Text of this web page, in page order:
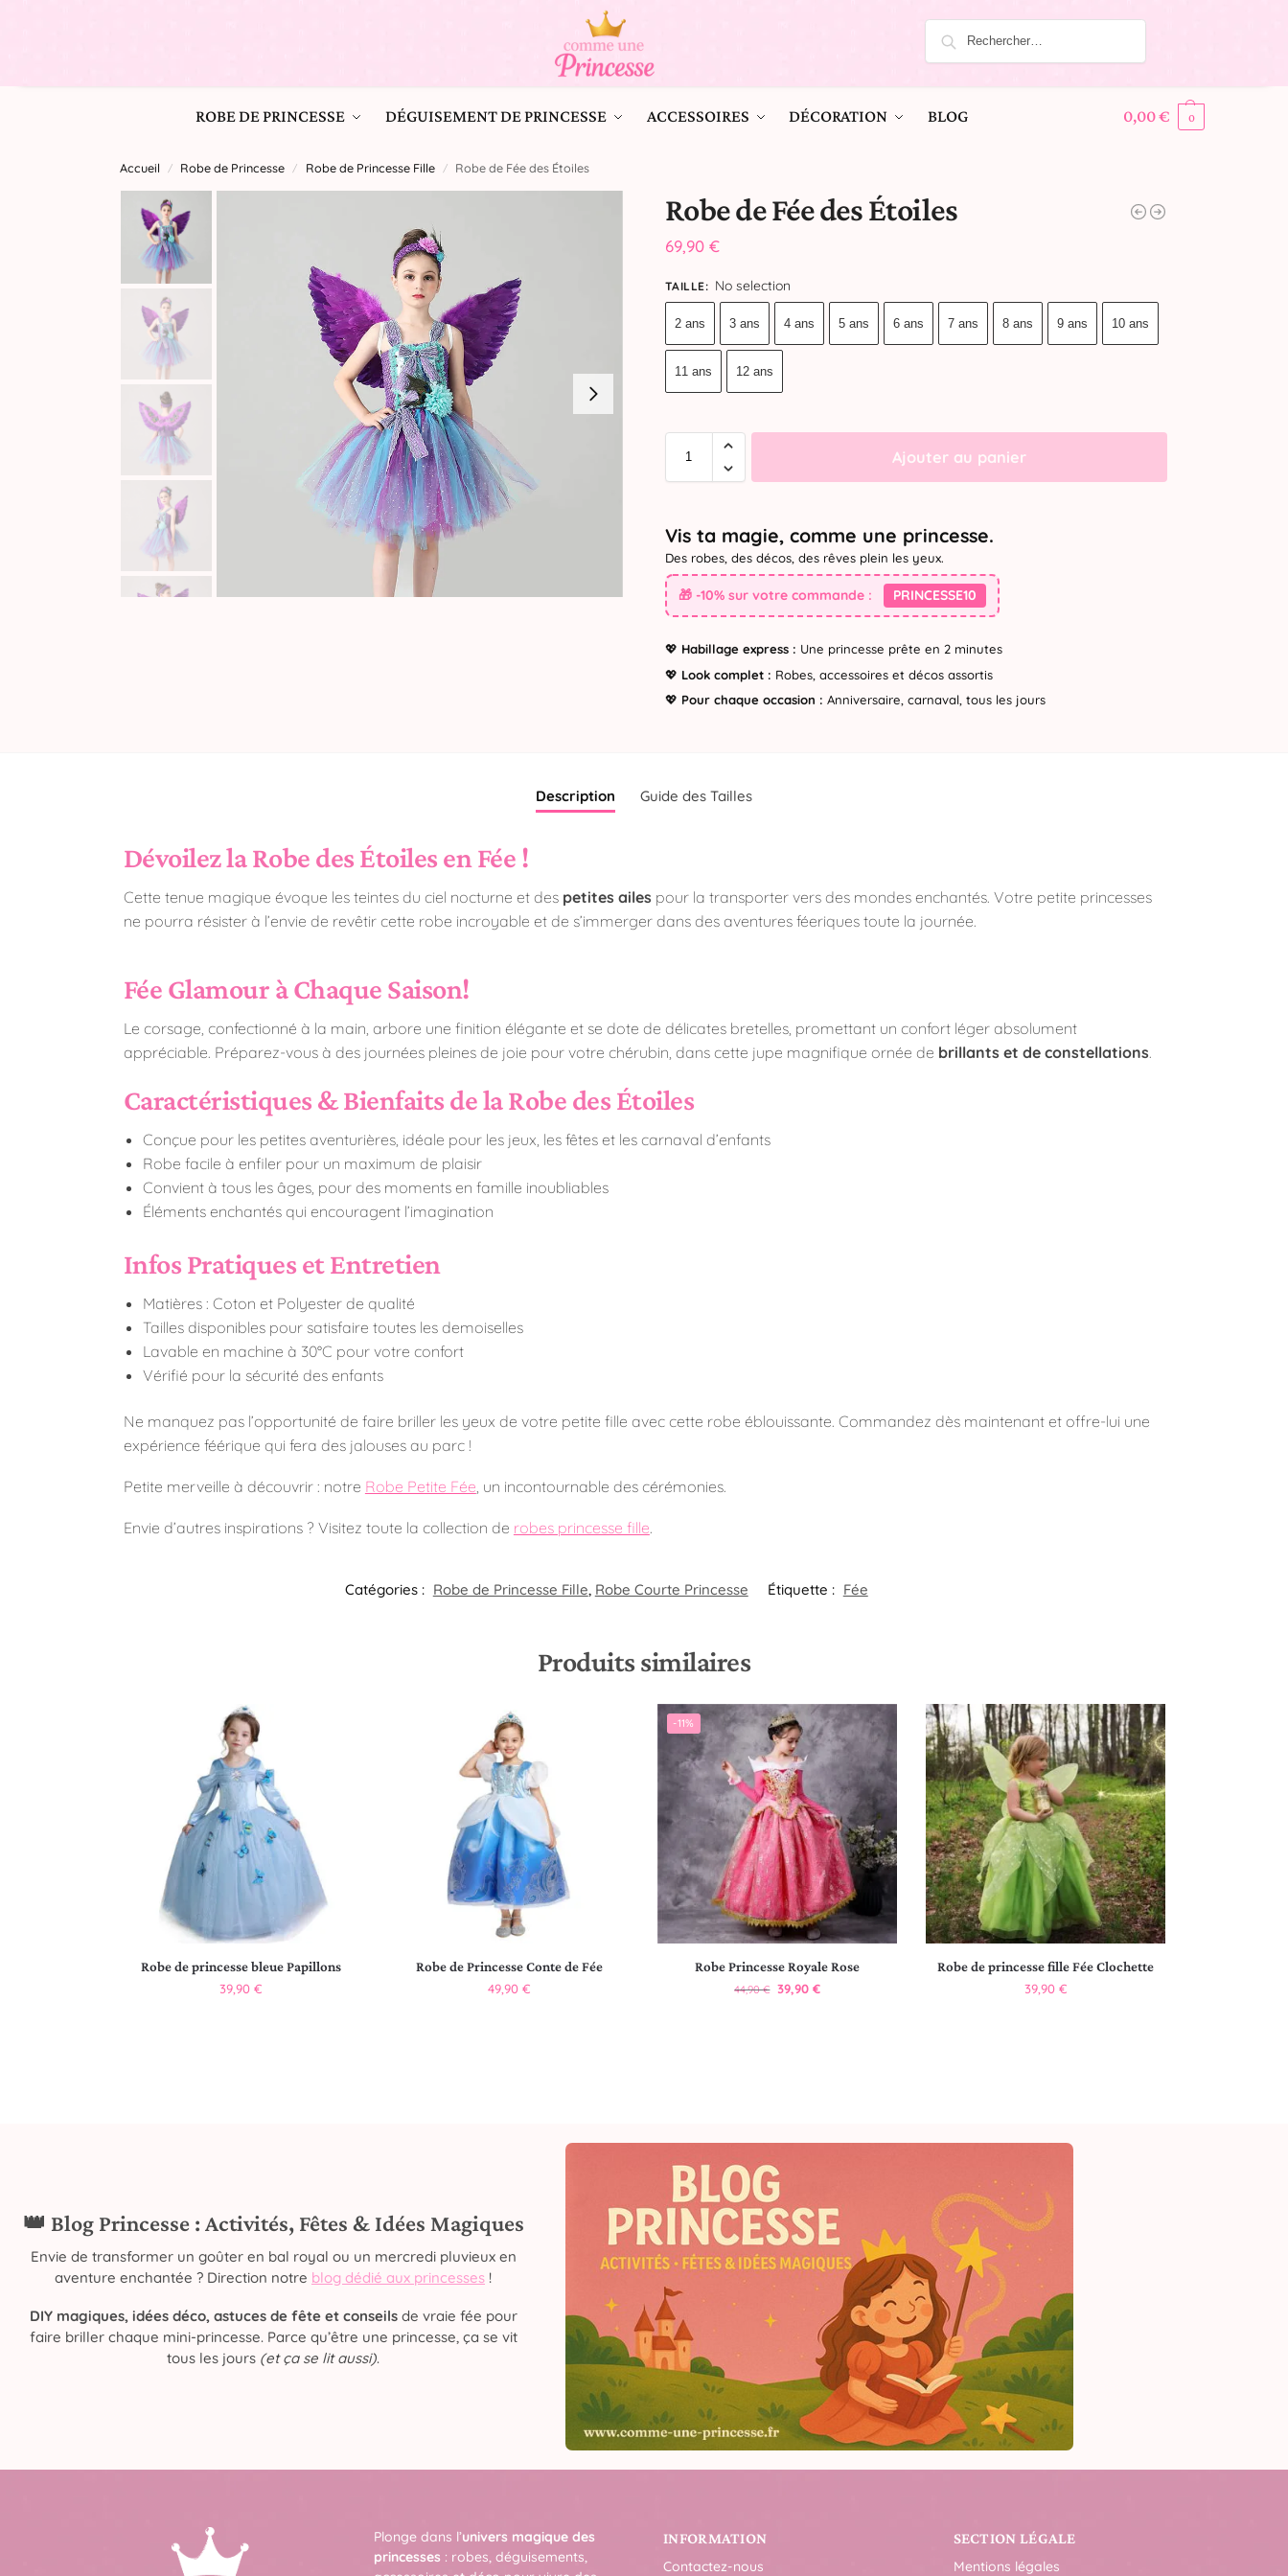
ROBE DE PRINCESSE DÉGUISEMENT DE PRINCESSE ACCESSOIRES DÉCORATION BLOG 0,00€ 0
Accueil / Robe de Princesse / Robe de Princesse Fille / Robe de Fée des Étoiles
Robe de Fée des Étoiles
69,90 €
TAILLE: No selection
2 ans 3 ans 4 ans 5 ans 6 ans 7 ans 8 ans 9 ans 10 ans
11 ans 12 ans
Ajouter au panier
Vis ta magie, comme une princesse.
Des robes, des décos, des rêves plein les yeux.
🎁 -10% sur votre commande : PRINCESSE10
💖 Habillage express : Une princesse prête en 2 minutes
💖 Look complet : Robes, accessoires et décos assortis
💖 Pour chaque occasion : Anniversaire, carnaval, tous les jours
Description Guide des Tailles
Dévoilez la Robe des Étoiles en Fée !
Cette tenue magique évoque les teintes du ciel nocturne et des petites ailes pour la transporter vers des mondes enchantés. Votre petite princesses
ne pourra résister à l’envie de revêtir cette robe incroyable et de s’immerger dans des aventures féeriques toute la journée.
Fée Glamour à Chaque Saison!
Le corsage, confectionné à la main, arbore une finition élégante et se dote de délicates bretelles, promettant un confort léger absolument
appréciable. Préparez-vous à des journées pleines de joie pour votre chérubin, dans cette jupe magnifique ornée de brillants et de constellations.
Caractéristiques & Bienfaits de la Robe des Étoiles
Conçue pour les petites aventurières, idéale pour les jeux, les fêtes et les carnaval d’enfants
Robe facile à enfiler pour un maximum de plaisir
Convient à tous les âges, pour des moments en famille inoubliables
Éléments enchantés qui encouragent l’imagination
Infos Pratiques et Entretien
Matières : Coton et Polyester de qualité
Tailles disponibles pour satisfaire toutes les demoiselles
Lavable en machine à 30°C pour votre confort
Vérifié pour la sécurité des enfants
Ne manquez pas l’opportunité de faire briller les yeux de votre petite fille avec cette robe éblouissante. Commandez dès maintenant et offre-lui une
expérience féérique qui fera des jalouses au parc !
Petite merveille à découvrir : notre Robe Petite Fée, un incontournable des cérémonies.
Envie d’autres inspirations ? Visitez toute la collection de robes princesse fille.
Catégories : Robe de Princesse Fille, Robe Courte Princesse Étiquette : Fée
Produits similaires
Robe de princesse bleue Papillons
39,90 €
Robe de Princesse Conte de Fée
49,90 €
-11%
Robe Princesse Royale Rose
44,90€ 39,90€
Robe de princesse fille Fée Clochette
39,90 €
👑 Blog Princesse : Activités, Fêtes & Idées Magiques
Envie de transformer un goûter en bal royal ou un mercredi pluvieux en
aventure enchantée ? Direction notre blog dédié aux princesses !
DIY magiques, idées déco, astuces de fête et conseilsde vraie fée pour
faire briller chaque mini-princesse. Parce qu’être une princesse, ça se vit
tous les jours (et ça se lit aussi).
Plonge dans l’univers magique des
princesses : robes, déguisements,
INFORMATION
Contactez-nous
SECTION LÉGALE
Mentions légales